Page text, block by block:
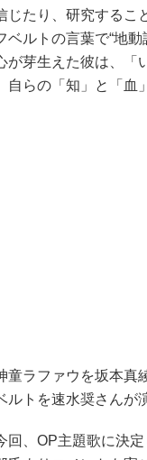
じたり、研究するこ
ベルトの言葉で“地
が芽生えた彼は、「
自らの「知」と「血
ラファウを坂本真
ルトを速水奨さんが
、OP主題歌に決定